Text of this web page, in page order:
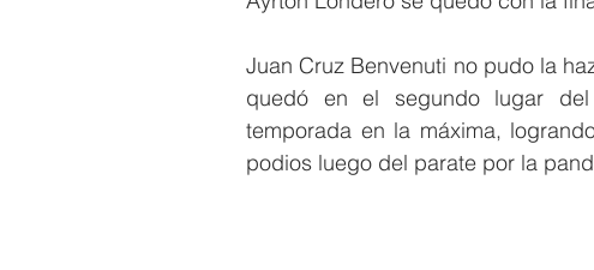
Juan Cruz Benvenuti no pudo la
quedó en el segundo lugar del
temporada en la máxima,
podios luego del parate por la